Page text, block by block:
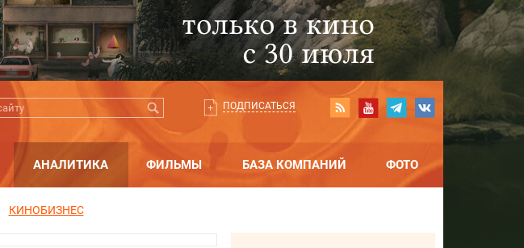
ПОДПИСАТЬСЯ
АНАЛИТИКА ФИЛЬМЫ БАЗА КОМПАНИЙ ФОТО
КИНОБИЗНЕС